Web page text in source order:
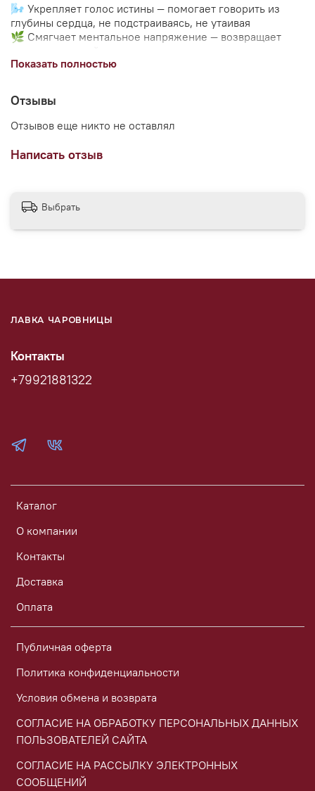
🌬 Укрепляет голос истины — помогает говорить из
глубины сердца, не подстраиваясь, не утаивая
🌿 Смягчает ментальное напряжение — возвращает
💧 Настраивает на эмпатию и слышание — улучшает
🌀 Способствует эмоциональному отпусканию —
особенно если накопились слова, чувства, мысли,
которые долго хранились внутри
Показать полностью
Отзывы
Отзывов еще никто не оставлял
Написать отзыв
Выбрать
ЛАВКА ЧАРОВНИЦЫ
Каталог
О компании
Контакты
Доставка
Оплата
Публичная оферта
Политика конфиденциальности
Условия обмена и возврата
СОГЛАСИЕ НА ОБРАБОТКУ ПЕРСОНАЛЬНЫХ ДАННЫХ
ПОЛЬЗОВАТЕЛЕЙ САЙТА
СОГЛАСИЕ НА РАССЫЛКУ ЭЛЕКТРОННЫХ
СООБЩЕНИЙ
Контакты
+79921881322